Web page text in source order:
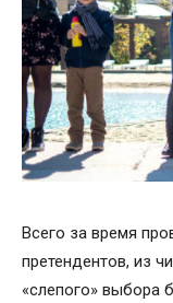
Всего за время
претендентов, из
«слепого» выбора